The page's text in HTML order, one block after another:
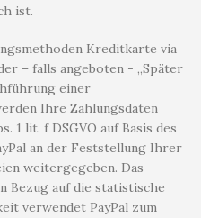
ist.
Kreditkarte via
– falls angeboten - „Später
einer
Ihre Zahlungsdaten
1 lit. f DSGVO auf Basis des
an der Feststellung Ihrer
weitergegeben. Das
Bezug auf die statistische
verwendet PayPal zum